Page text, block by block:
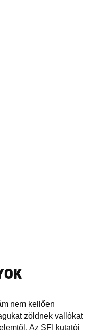
nem kellően
zöldnek vallókat
Az SFI kutatói